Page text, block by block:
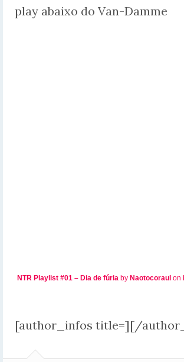
play abaixo do Van-Damme
NTR Playlist #01 – Dia de fúria by Naotocoraul on
[author_infos title=][/